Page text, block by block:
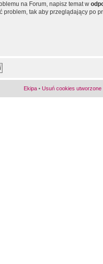
na Forum, napisz temat w
tak aby przeglądający po
Ekipa • Usuń cookies